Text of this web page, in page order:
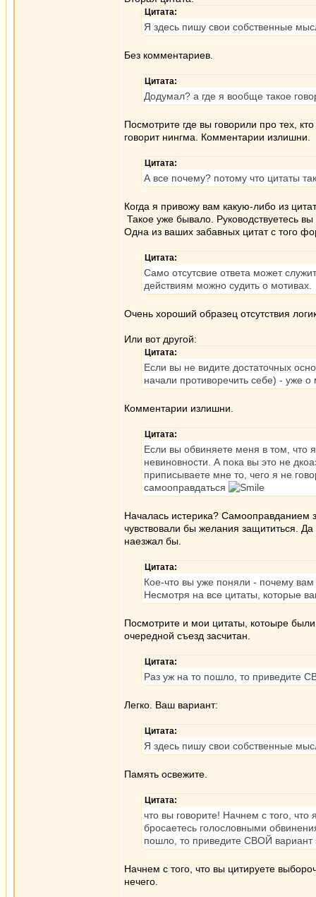
Цитата:
Я здесь пишу свои собственные
Без комментариев.
Цитата:
Додумал? а где я вообще такое
Посмотрите где вы говорили про тех,
говорит нингма. Комментарии излишни.
Цитата:
А все почему? потому что цитаты
Когда я привожу вам какую-либо из
Такое уже бывало. Руководствуетесь
Одна из ваших забавных цитат с того
Цитата:
Само отсутсвие ответа может
действиям можно судить о мотивах.
Очень хороший образец отсутствия
Или вот другой:
Цитата:
Если вы не видите достаточных
начали противоречить себе) - уже
Комментарии излишни.
Цитата:
Если вы обвиняете меня в том, что
невиновности. А пока вы это не
приписываете мне то, чего я не
самооправдаться
Началась истерика? Самооправданием
чувствовали бы желания защититься.
наезжал бы.
Цитата:
Кое-что вы уже поняли - почему
Несмотря на все цитаты, которые
Посмотрите и мои цитаты, котоыре
очередной съезд засчитан.
Цитата:
Раз уж на то пошло, то приведите
Легко. Ваш вариант:
Цитата:
Я здесь пишу свои собственные
Память освежите.
Цитата:
что вы говорите! Начнем с того,
бросаетесь голословными
пошло, то приведите СВОЙ вариант
Начнем с того, что вы цитируете
нечего.